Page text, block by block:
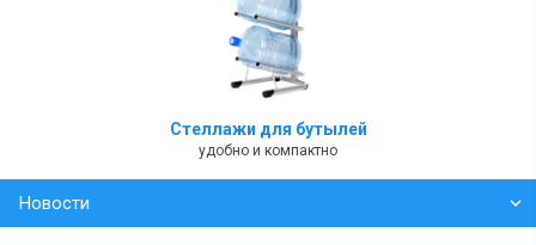
Стеллажи для бутылей
удобно и компактно
Новости